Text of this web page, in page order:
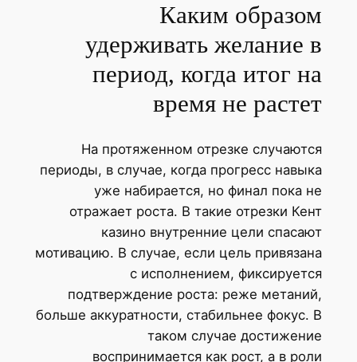
Каким образом
удерживать желание в
период, когда итог на
время не растет
На протяженном отрезке случаются
периоды, в случае, когда прогресс навыка
уже набирается, но финал пока не
отражает роста. В такие отрезки Кент
казино внутренние цели спасают
мотивацию. В случае, если цель привязана
с исполнением, фиксируется
подтверждение роста: реже метаний,
больше аккуратности, стабильнее фокус. В
таком случае достижение
воспринимается как рост, а в роли